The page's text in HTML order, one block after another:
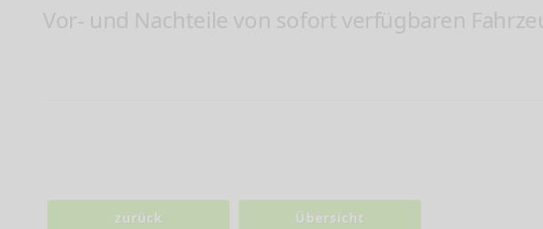
Vor- und Nachteile von sofort verfügbaren
zurück Übersicht